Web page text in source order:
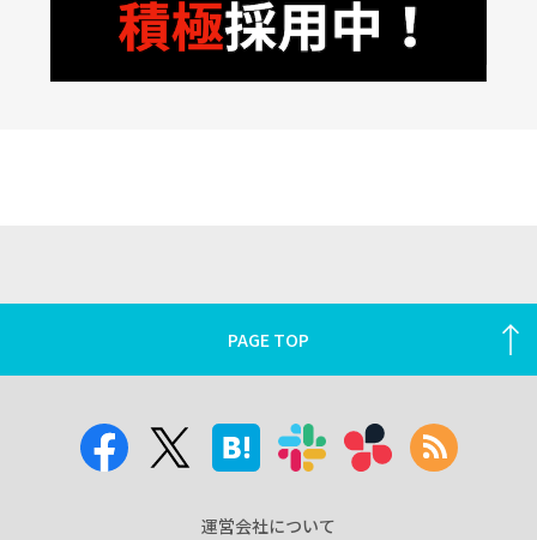
PAGE TOP
運営会社について